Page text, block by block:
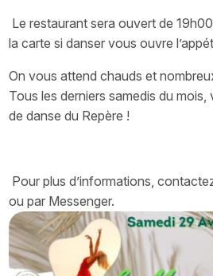
Le restaurant sera ouvert de
la carte si danser vous ouvre
On vous attend chauds et
Tous les derniers samedis du mois,
de danse du Repère !
Pour plus d’informations,
ou par Messenger.